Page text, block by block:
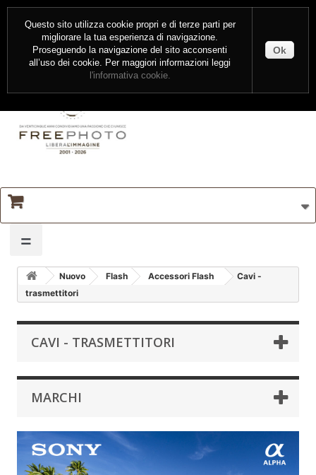
=
Nuovo Flash Accessori Flash
Cavi -
trasmettitori
CAVI - TRASMETTITORI
MARCHI
Questo sito utilizza cookie propri e di terze parti per
migliorare la tua esperienza di navigazione.
Proseguendo la navigazione del sito acconsenti
all’uso dei cookie. Per maggiori informazioni leggi
l'informativa cookie.
Ok